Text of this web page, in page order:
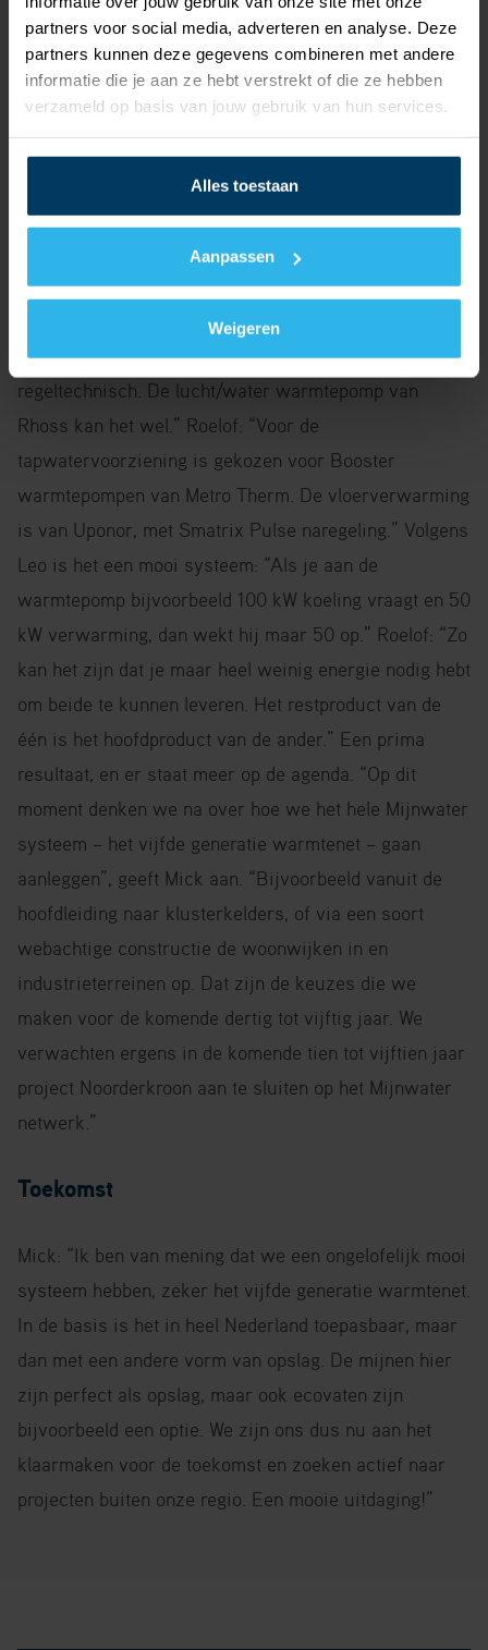
partners voor social media, adverteren en analyse. Deze
partners kunnen deze gegevens combineren met andere
informatie die je aan ze hebt verstrekt of die ze hebben
verzameld op basis van jouw gebruik van hun services.
Alles toestaan
Aanpassen
Weigeren
Leo: “We wilden een warmtepomp die kan verwarmen
en koelen tegelijk. Dat is in veel gevallen lastig, ook
regeltechnisch. De lucht/water warmtepomp van
Rhoss kan het wel.” Roelof: “Voor de
tapwatervoorziening is gekozen voor Booster
warmtepompen van Metro Therm. De vloerverwarming
is van Uponor, met Smatrix Pulse naregeling.” Volgens
Leo is het een mooi systeem: “Als je aan de
warmtepomp bijvoorbeeld 100 kW koeling vraagt en 50
kW verwarming, dan wekt hij maar 50 op.” Roelof: “Zo
kan het zijn dat je maar heel weinig energie nodig hebt
om beide te kunnen leveren. Het restproduct van de
één is het hoofdproduct van de ander.” Een prima
resultaat, en er staat meer op de agenda. “Op dit
moment denken we na over hoe we het hele Mijnwater
systeem – het vijfde generatie warmtenet – gaan
aanleggen”, geeft Mick aan. “Bijvoorbeeld vanuit de
hoofdleiding naar klusterkelders, of via een soort
webachtige constructie de woonwijken in en
industrieterreinen op. Dat zijn de keuzes die we
maken voor de komende dertig tot vijftig jaar. We
verwachten ergens in de komende tien tot vijftien jaar
project Noorderkroon aan te sluiten op het Mijnwater
netwerk.”
Toekomst
Mick: “Ik ben van mening dat we een ongelofelijk mooi
systeem hebben, zeker het vijfde generatie warmtenet.
In de basis is het in heel Nederland toepasbaar, maar
dan met een andere vorm van opslag. De mijnen hier
zijn perfect als opslag, maar ook ecovaten zijn
bijvoorbeeld een optie. We zijn ons dus nu aan het
klaarmaken voor de toekomst en zoeken actief naar
projecten buiten onze regio. Een mooie uitdaging!”